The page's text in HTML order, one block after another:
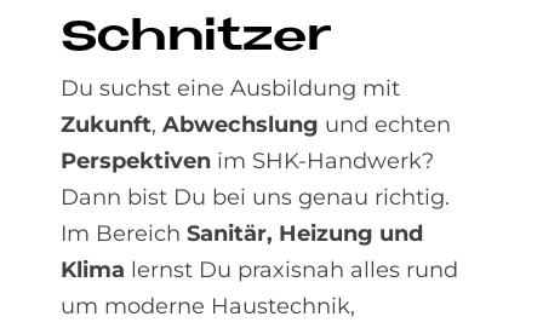
Schnit­zer
Du suchst eine Ausbildung mit
Zukunft, Abwechslung und echten
Perspektiven im SHK-Handwerk?
Dann bist Du bei uns genau richtig.
Im Bereich Sanitär, Heizung und
Klima lernst Du praxisnah alles rund
um moderne Haustechnik,